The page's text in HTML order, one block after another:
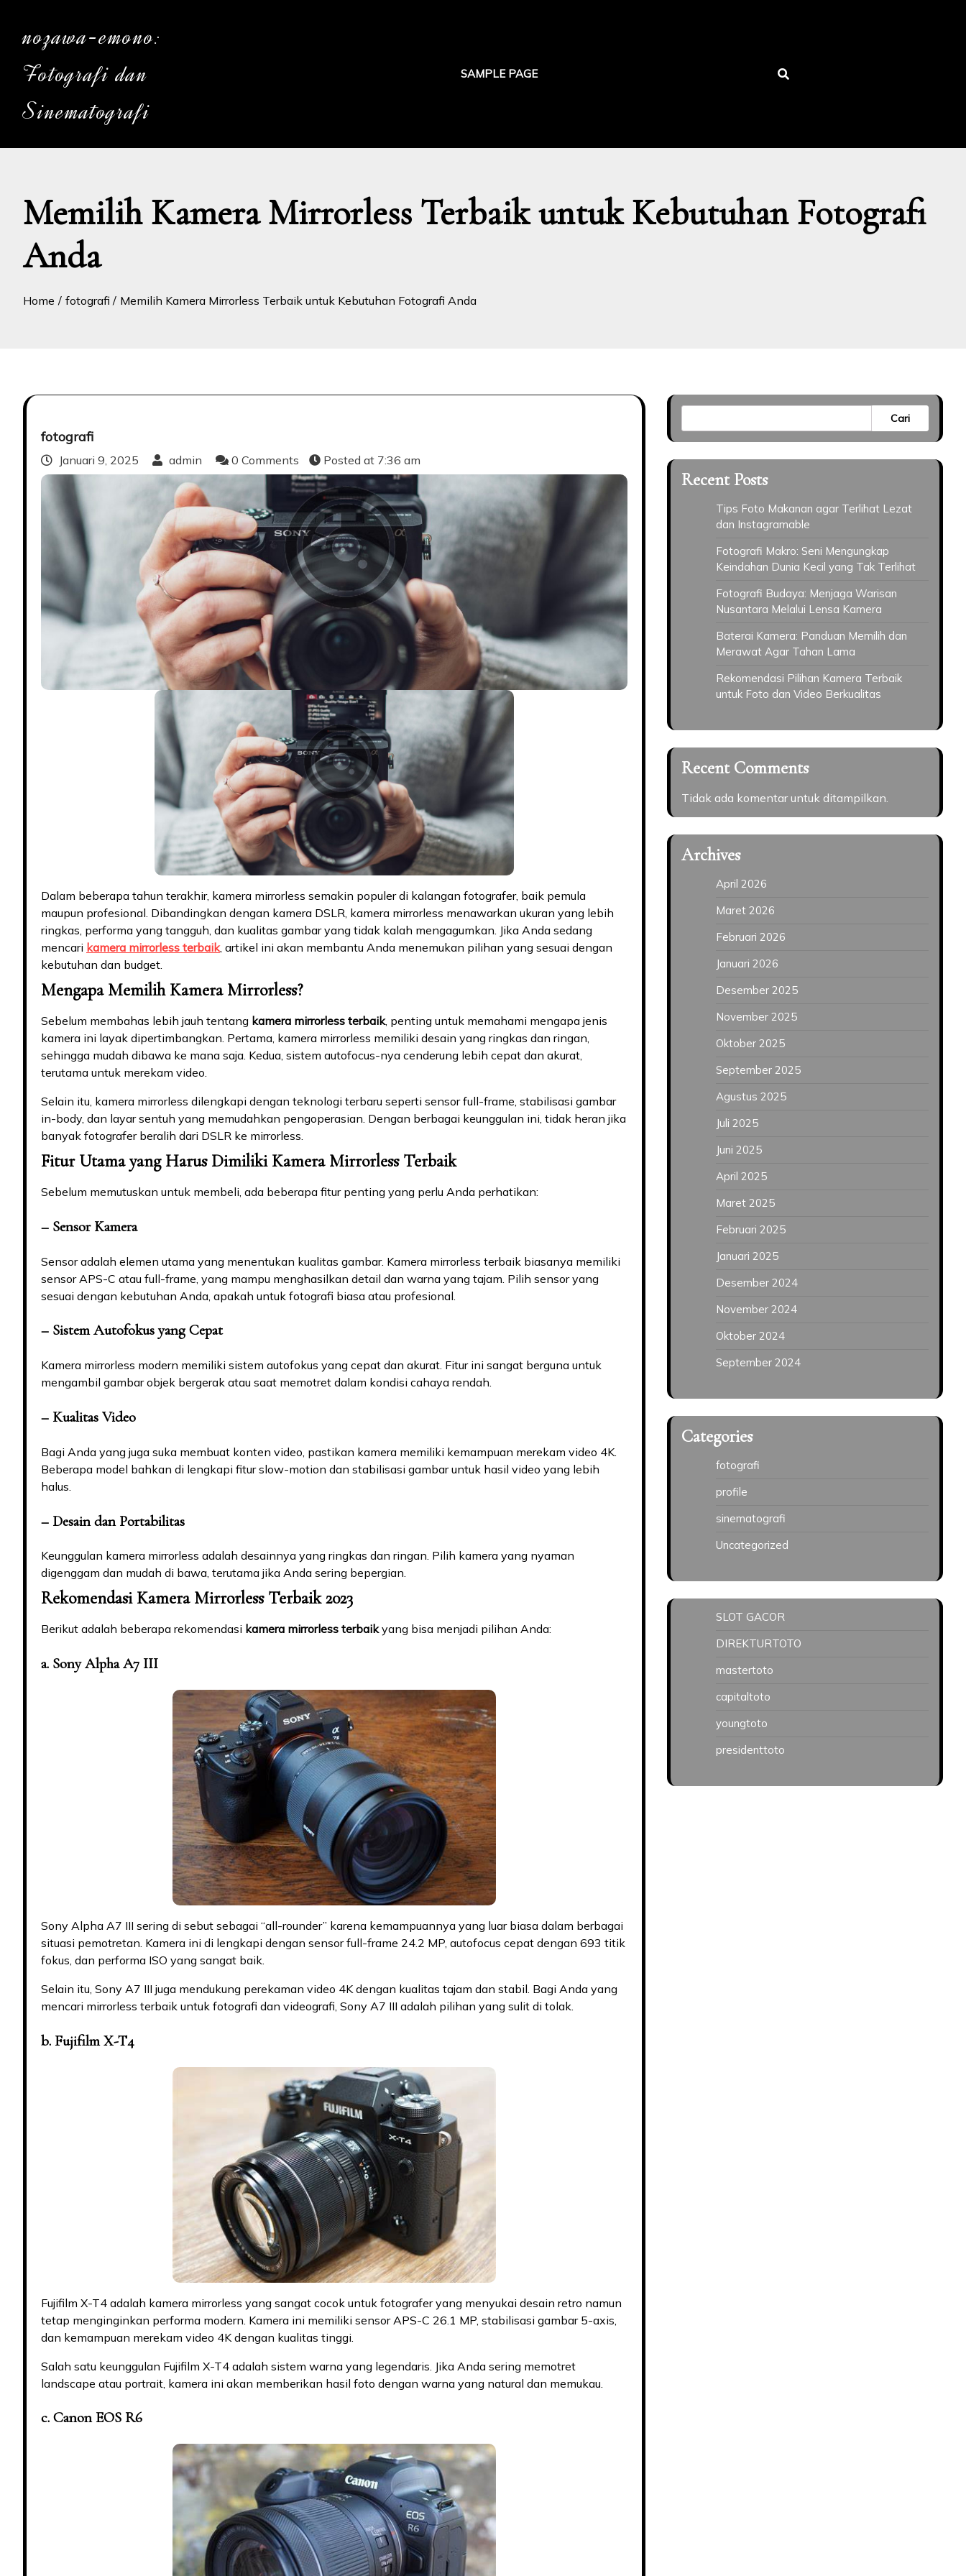
contentnozawa-emono:
Fotografi dan
Sinematografi
SAMPLE PAGE
Memilih Kamera Mirrorless Terbaik untuk Kebutuhan Fotografi
Anda
Home fotografi Memilih Kamera Mirrorless Terbaik untuk Kebutuhan Fotografi Anda
fotografi
Januari 9, 2025 admin 0 Comments Posted at 7:36 am
Dalam beberapa tahun terakhir, kamera mirrorless semakin populer di kalangan fotografer, baik pemula
maupun profesional. Dibandingkan dengan kamera DSLR, kamera mirrorless menawarkan ukuran yang lebih
ringkas, performa yang tangguh, dan kualitas gambar yang tidak kalah mengagumkan. Jika Anda sedang
mencari kamera mirrorless terbaik, artikel ini akan membantu Anda menemukan pilihan yang sesuai dengan
kebutuhan dan budget.
Mengapa Memilih Kamera Mirrorless?
Sebelum membahas lebih jauh tentang kamera mirrorless terbaik, penting untuk memahami mengapa jenis
kamera ini layak dipertimbangkan. Pertama, kamera mirrorless memiliki desain yang ringkas dan ringan,
sehingga mudah dibawa ke mana saja. Kedua, sistem autofocus-nya cenderung lebih cepat dan akurat,
terutama untuk merekam video.
Selain itu, kamera mirrorless dilengkapi dengan teknologi terbaru seperti sensor full-frame, stabilisasi gambar
in-body, dan layar sentuh yang memudahkan pengoperasian. Dengan berbagai keunggulan ini, tidak heran jika
banyak fotografer beralih dari DSLR ke mirrorless.
Fitur Utama yang Harus Dimiliki Kamera Mirrorless Terbaik
Sebelum memutuskan untuk membeli, ada beberapa fitur penting yang perlu Anda perhatikan:
– Sensor Kamera
Sensor adalah elemen utama yang menentukan kualitas gambar. Kamera mirrorless terbaik biasanya memiliki
sensor APS-C atau full-frame, yang mampu menghasilkan detail dan warna yang tajam. Pilih sensor yang
sesuai dengan kebutuhan Anda, apakah untuk fotografi biasa atau profesional.
– Sistem Autofokus yang Cepat
Kamera mirrorless modern memiliki sistem autofokus yang cepat dan akurat. Fitur ini sangat berguna untuk
mengambil gambar objek bergerak atau saat memotret dalam kondisi cahaya rendah.
– Kualitas Video
Bagi Anda yang juga suka membuat konten video, pastikan kamera memiliki kemampuan merekam video 4K.
Beberapa model bahkan di lengkapi fitur slow-motion dan stabilisasi gambar untuk hasil video yang lebih
halus.
– Desain dan Portabilitas
Keunggulan kamera mirrorless adalah desainnya yang ringkas dan ringan. Pilih kamera yang nyaman
digenggam dan mudah di bawa, terutama jika Anda sering bepergian.
Rekomendasi Kamera Mirrorless Terbaik 2023
Berikut adalah beberapa rekomendasi kamera mirrorless terbaikyang bisa menjadi pilihan Anda:
a. Sony Alpha A7 III
Sony Alpha A7 III sering di sebut sebagai “all-rounder” karena kemampuannya yang luar biasa dalam berbagai
situasi pemotretan. Kamera ini di lengkapi dengan sensor full-frame 24.2 MP, autofocus cepat dengan 693 titik
fokus, dan performa ISO yang sangat baik.
Selain itu, Sony A7 III juga mendukung perekaman video 4K dengan kualitas tajam dan stabil. Bagi Anda yang
mencari mirrorless terbaik untuk fotografi dan videografi, Sony A7 III adalah pilihan yang sulit di tolak.
b. Fujifilm X-T4
Fujifilm X-T4 adalah kamera mirrorless yang sangat cocok untuk fotografer yang menyukai desain retro namun
tetap menginginkan performa modern. Kamera ini memiliki sensor APS-C 26.1 MP, stabilisasi gambar 5-axis,
dan kemampuan merekam video 4K dengan kualitas tinggi.
Salah satu keunggulan Fujifilm X-T4 adalah sistem warna yang legendaris. Jika Anda sering memotret
landscape atau portrait, kamera ini akan memberikan hasil foto dengan warna yang natural dan memukau.
c. Canon EOS R6
Cari
Recent Posts
Tips Foto Makanan agar Terlihat Lezat
dan Instagramable
Fotografi Makro: Seni Mengungkap
Keindahan Dunia Kecil yang Tak Terlihat
Fotografi Budaya: Menjaga Warisan
Nusantara Melalui Lensa Kamera
Baterai Kamera: Panduan Memilih dan
Merawat Agar Tahan Lama
Rekomendasi Pilihan Kamera Terbaik
untuk Foto dan Video Berkualitas
Recent Comments
Tidak ada komentar untuk ditampilkan.
Archives
April 2026
Maret 2026
Februari 2026
Januari 2026
Desember 2025
November 2025
Oktober 2025
September 2025
Agustus 2025
Juli 2025
Juni 2025
April 2025
Maret 2025
Februari 2025
Januari 2025
Desember 2024
November 2024
Oktober 2024
September 2024
Categories
fotografi
profile
sinematografi
Uncategorized
SLOT GACOR
DIREKTURTOTO
mastertoto
capitaltoto
youngtoto
presidenttoto